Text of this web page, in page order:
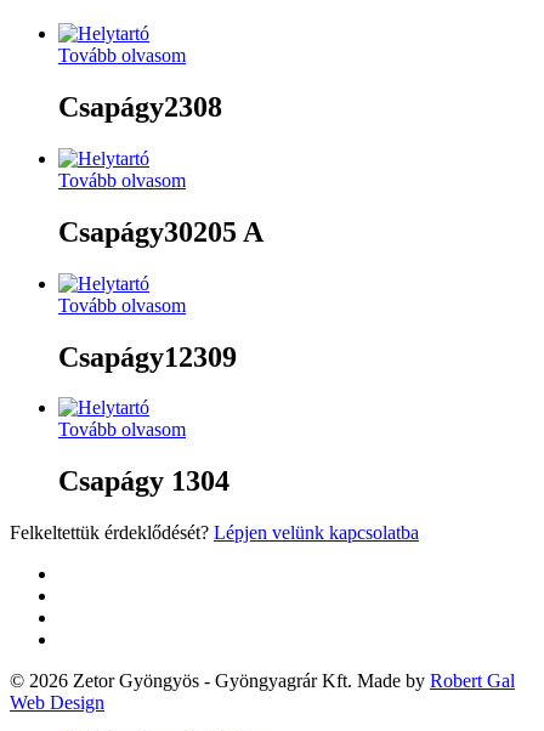
Tovább olvasom
Csapágy2308
Tovább olvasom
Csapágy30205 A
Tovább olvasom
Csapágy12309
Tovább olvasom
Csapágy 1304
Felkeltettük érdeklődését? Lépjen velünk kapcsolatba
© 2026 Zetor Gyöngyös - Gyöngyagrár Kft. Made by Robert Gal
Web Design